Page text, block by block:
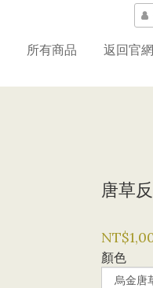
所有商品 返回官網
唐草
顏色